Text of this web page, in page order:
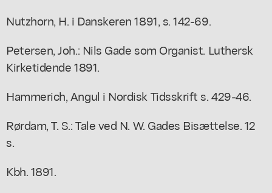
Nutzhorn, H. i Danskeren 1891, s. 142-69.
Petersen, Joh.: Nils Gade som Organist. Luthersk
Kirketidende 1891.
Hammerich, Angul i Nordisk Tidsskrift s. 429-46.
Rørdam, T. S.: Tale ved N. W. Gades Bisættelse. 12
s.
Kbh. 1891.